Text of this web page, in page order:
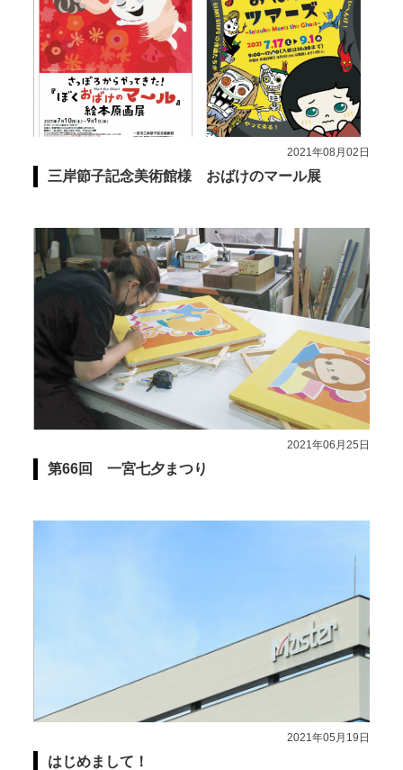
2021年08月02日
三岸節子記念美術館様 おばけのマール展
2021年06月25日
第66回 一宮七夕まつり
2021年05月19日
はじめまして！